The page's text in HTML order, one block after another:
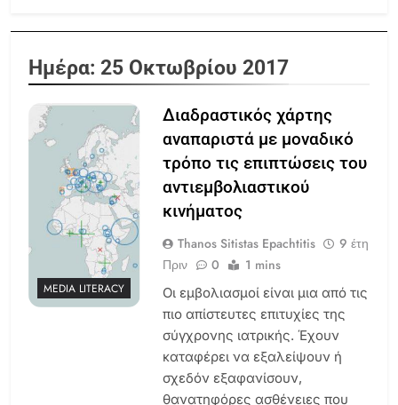
Ημέρα: 25 Οκτωβρίου 2017
MEDIA LITERACY
Διαδραστικός χάρτης
αναπαριστά με μοναδικό
τρόπο τις επιπτώσεις του
αντιεμβολιαστικού
κινήματος
Thanos Sitistas Epachtitis
9 έτη
Πριν
0 1 mins
Οι εμβολιασμοί είναι μια από τις
πιο απίστευτες επιτυχίες της
σύγχρονης ιατρικής. Έχουν
καταφέρει να εξαλείψουν ή
σχεδόν εξαφανίσουν,
θανατηφόρες ασθένειες που